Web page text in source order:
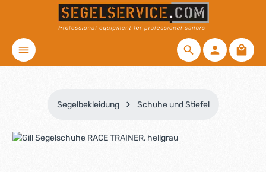
Zum Hauptinhalt springen
Segelbekleidung Schuhe und Stiefel
Bildergalerie überspringen